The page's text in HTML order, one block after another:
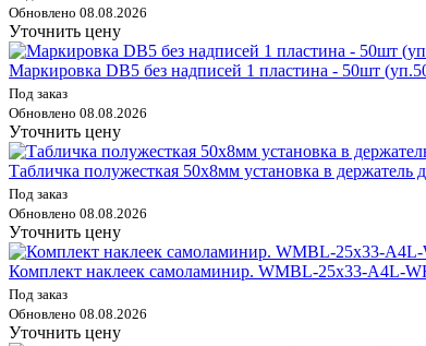
Обновлено 08.08.2026
Уточнить цену
Маркировка DB5 без надписей 1 пластина - 50шт
Под заказ
Обновлено 08.08.2026
Уточнить цену
Табличка полужесткая 50х8мм установка в
Под заказ
Обновлено 08.08.2026
Уточнить цену
Комплект наклеек самоламинир. WMBL-25х33-A4L-
Под заказ
Обновлено 08.08.2026
Уточнить цену